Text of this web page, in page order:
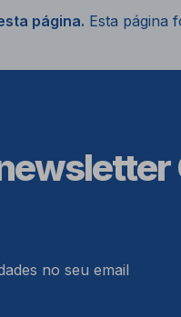
página. Esta página
no seu email